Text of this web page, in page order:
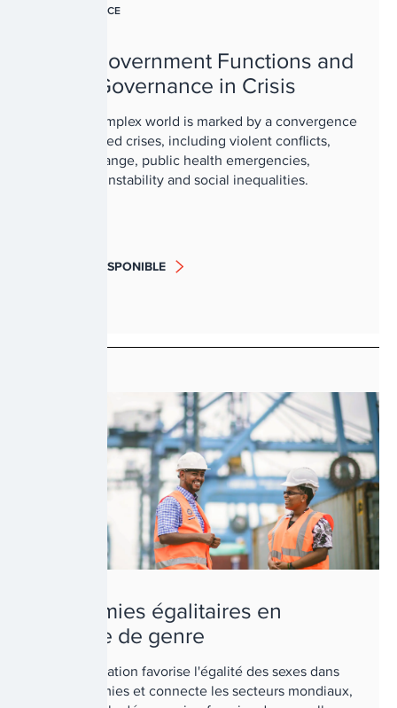
GOUVERNANCE
Core Government Functions and
Local Governance in Crisis
Today’s complex world is marked by a convergence
of interlinked crises, including violent conflicts,
climate change, public health emergencies,
economic instability and social inequalities.
BIENTÔT DISPONIBLE
Économies égalitaires en
matière de genre
La numérisation favorise l'égalité des sexes dans
les économies et connecte les secteurs mondiaux,